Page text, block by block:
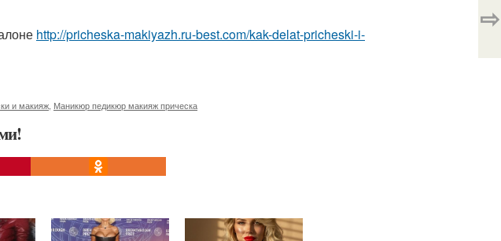
http://pricheska-makiyazh.ru-best.com/kak-delat-pricheski-i-
и макияж Маникюр педикюр макияж прическа
⇨